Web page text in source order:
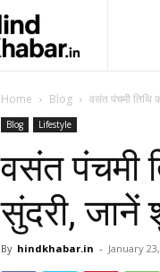
Home Blog वसंत पंचमी तिथि
Blog Lifestyle
वसंत पंचमी
सुंदरी, जानें
By hindkhabar.in - January